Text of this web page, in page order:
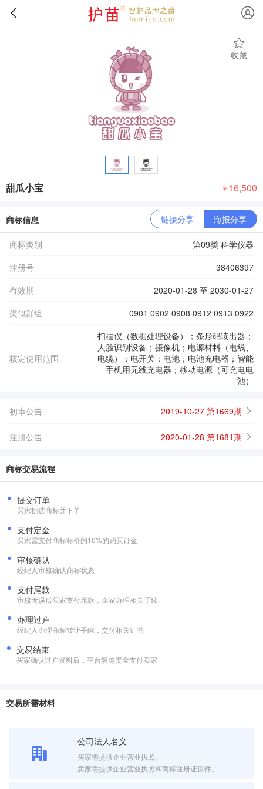
收藏
甜瓜小宝 ￥ 16,500
商标信息 链接分享 海报分享
商标类别
第09类 科学仪器
注册号
38406397
有效期
2020-01-28 至 2030-01-27
类似群组
0901 0902 0908 0912 0913 0922
核定使用范围
扫描仪（数据处理设备）；条形码读出器；
人脸识别设备；摄像机；电源材料（电线、
电缆）；电开关；电池；电池充电器；智能
手机用无线充电器；移动电源（可充电电
池）
初审公告 2019-10-27 第1669期
注册公告 2020-01-28 第1681期
商标交易流程
提交订单
买家挑选商标并下单
支付定金
买家需支付商标标价的10%的购买订金
审核确认
经纪人审核确认商标状态
支付尾款
审核无误后买家支付尾款，卖家办理相关手续
办理过户
经纪人办理商标转让手续，交付相关证书
交易结束
买家确认过户资料后，平台解冻资金支付卖家
交易所需材料
公司法人名义
买家需提供企业营业执照。
卖家需提供企业营业执照和商标注册证原件。